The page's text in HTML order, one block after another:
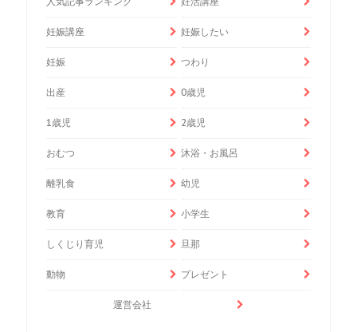
妊娠講座 妊娠したい
妊娠 つわり
出産 0歳児
1歳児 2歳児
おむつ 沐浴・お風呂
離乳食 幼児
教育 小学生
しくじり育児 旦那
動物 プレゼント
運営会社